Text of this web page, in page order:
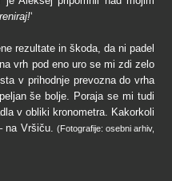
‘
rezultate in škoda, da ni padel
vrh pod eno uro se mi zdi zelo
v prihodnje prevozna do vrha
še bolje. Poraja se mi tudi
v obliki kronometra. Kakorkoli
na Vršiču.
(Fotografije: osebni arhiv,